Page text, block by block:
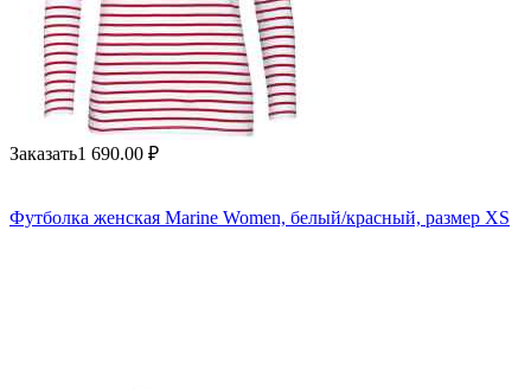
Заказать1 690.00 ₽
Футболка женская Marine Women, белый/красный, размер XS